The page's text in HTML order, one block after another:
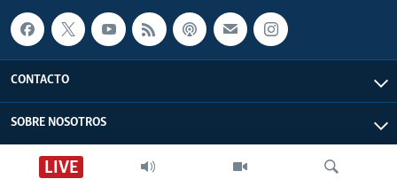
LIVE
CONTACTO
SOBRE NOSOTROS
ACCESIBILIDAD